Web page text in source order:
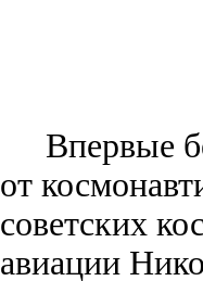
Впервые
от
советских
авиации